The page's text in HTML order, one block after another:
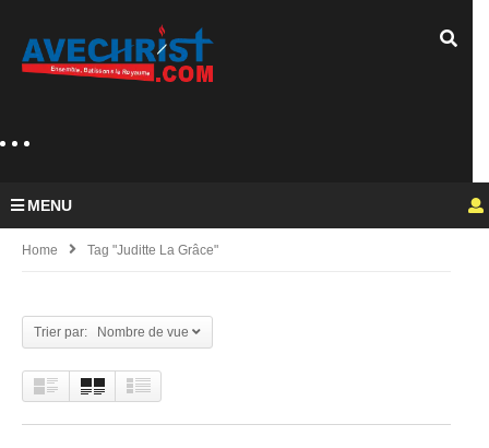
MENU
Home Tag "Juditte La Grâce"
Trier par: Nombre de vue